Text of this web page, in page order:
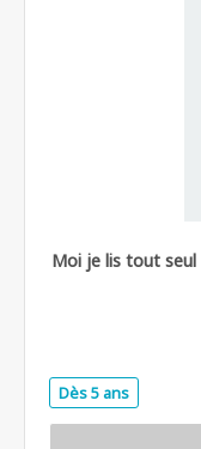
Moi je lis tout
Dès 5 ans